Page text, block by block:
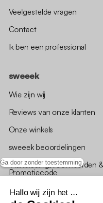
Ga door zonder toestemming
Hallo wij zijn het ...
Veelgestelde vragen
Contact
Ik ben een professional
sweeek
Wie zijn wij
Reviews van onze klanten
Onze winkels
sweeek beoordelingen
*Aanbiedingsvoorwaarden &
Promotiecode